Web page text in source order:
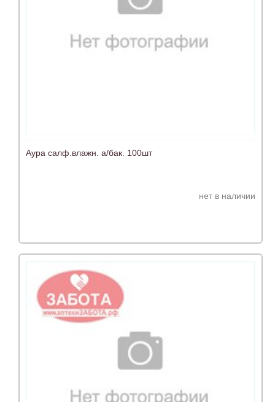
Аура салф.влажн. а/бак. 100шт
нет в наличии